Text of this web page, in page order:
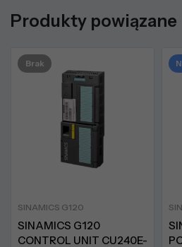
Produkty powiązane
Brak
SINAMICS G120
SINAMICS G120
CONTROL UNIT CU240E-